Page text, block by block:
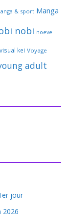
& sport Manga
nobi noeve
visual kei Voyage
adult
jour
2026